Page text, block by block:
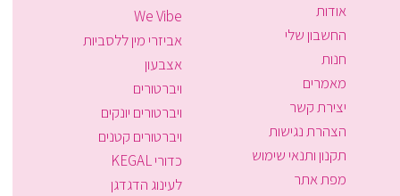
אודות
החשבון שלי
חנות
מאמרים
יצירת קשר
הצהרת נגישות
תקנון ותנאי שימוש
מפת אתר
We Vibe
אביזרי מין ללסביות
אצבעון
ויברטורים
ויברטורים יונקים
ויברטורים קטנים
כדורי KEGAL
לעינוג הדגדגן